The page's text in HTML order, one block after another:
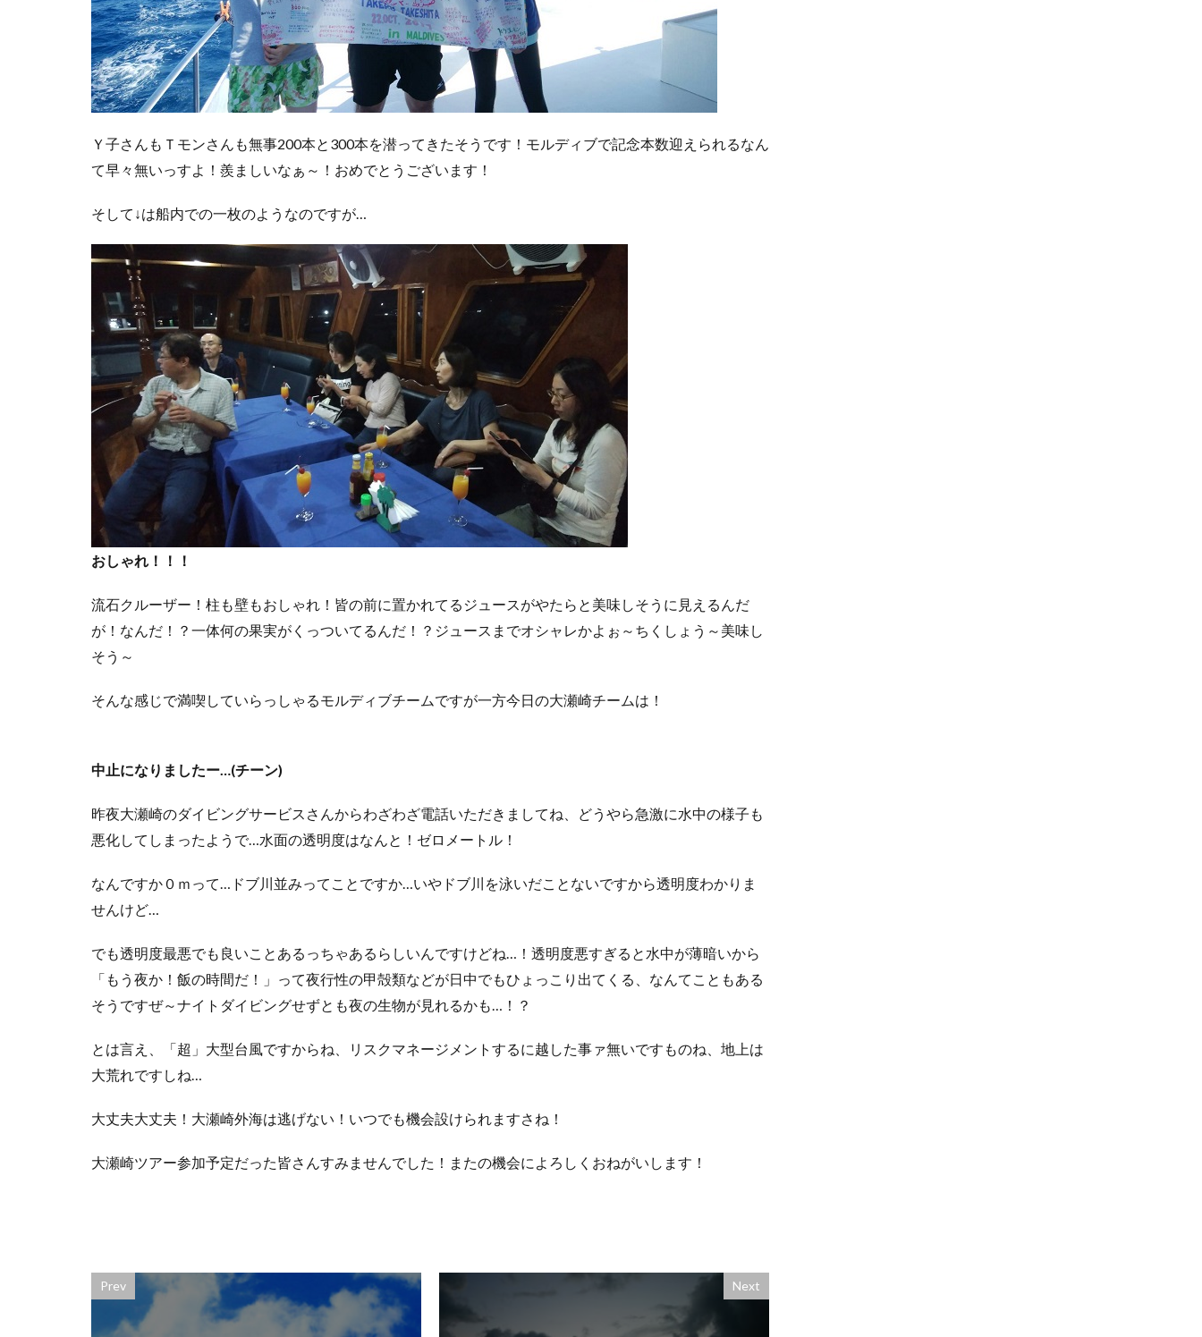
Ｙ子さんもＴモンさんも無事200本と300本を潜ってきたそうです！モルディブで記念本数迎えられるなん
て早々無いっすよ！羨ましいなぁ～！おめでとうございます！
そして↓は船内での一枚のようなのですが…
おしゃれ！！！
流石クルーザー！柱も壁もおしゃれ！皆の前に置かれてるジュースがやたらと美味しそうに見えるんだ
が！なんだ！？一体何の果実がくっついてるんだ！？ジュースまでオシャレかよぉ～ちくしょう～美味し
そう～
そんな感じで満喫していらっしゃるモルディブチームですが一方今日の大瀬崎チームは！
中止になりましたー…(チーン)
昨夜大瀬崎のダイビングサービスさんからわざわざ電話いただきましてね、どうやら急激に水中の様子も
悪化してしまったようで…水面の透明度はなんと！ゼロメートル！
なんですか０ｍって…ドブ川並みってことですか…いやドブ川を泳いだことないですから透明度わかりま
せんけど…
でも透明度最悪でも良いことあるっちゃあるらしいんですけどね…！透明度悪すぎると水中が薄暗いから
「もう夜か！飯の時間だ！」って夜行性の甲殻類などが日中でもひょっこり出てくる、なんてこともある
そうですぜ～ナイトダイビングせずとも夜の生物が見れるかも…！？
とは言え、「超」大型台風ですからね、リスクマネージメントするに越した事ァ無いですものね、地上は
大荒れですしね…
大丈夫大丈夫！大瀬崎外海は逃げない！いつでも機会設けられますさね！
大瀬崎ツアー参加予定だった皆さんすみませんでした！またの機会によろしくおねがいします！
Prev Next